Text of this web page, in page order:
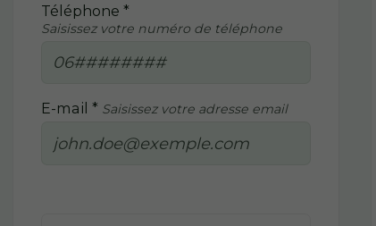
Téléphone *
Saisissez votre numéro de téléphone
E-mail * Saisissez votre adresse email